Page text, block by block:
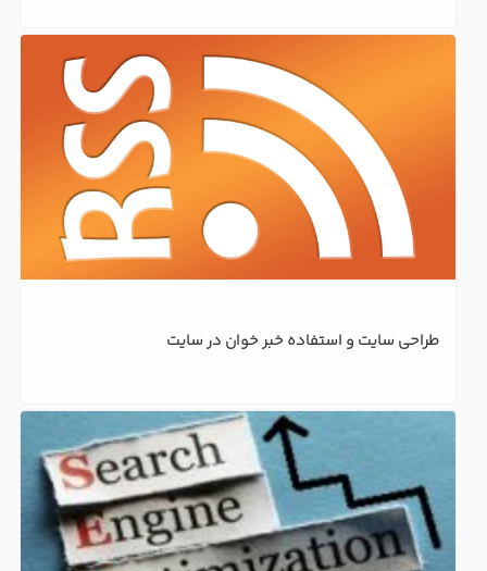
طراحی سایت و استفاده خبر خوان در سایت